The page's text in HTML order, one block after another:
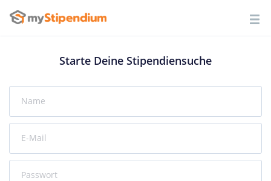
Starte Deine Stipendiensuche
Name
E-Mail
Passwort